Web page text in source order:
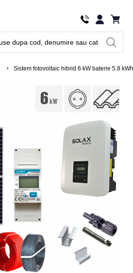
Sistem fotovoltaic hibrid 6 kW baterie 5.8